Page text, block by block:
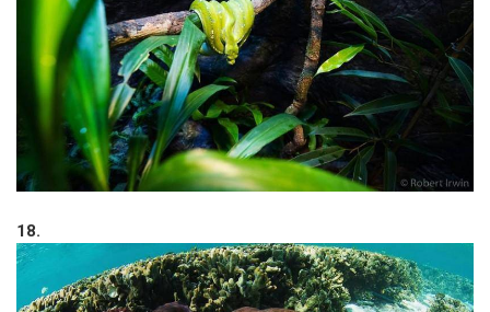
18.